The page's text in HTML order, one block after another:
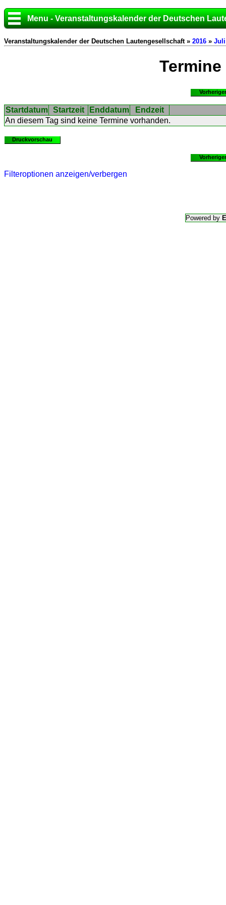
Menu - Veranstaltungskalender der Deutschen
Veranstaltungskalender der Deutschen Lautengesellschaft » 2016 » Juli
Termine
Startdatum Startzeit Enddatum
Endzeit
An diesem Tag sind keine Termine vorhanden.
Druckvorschau
Filteroptionen anzeigen/verbergen
Powered by